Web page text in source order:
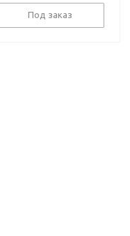
Под заказ